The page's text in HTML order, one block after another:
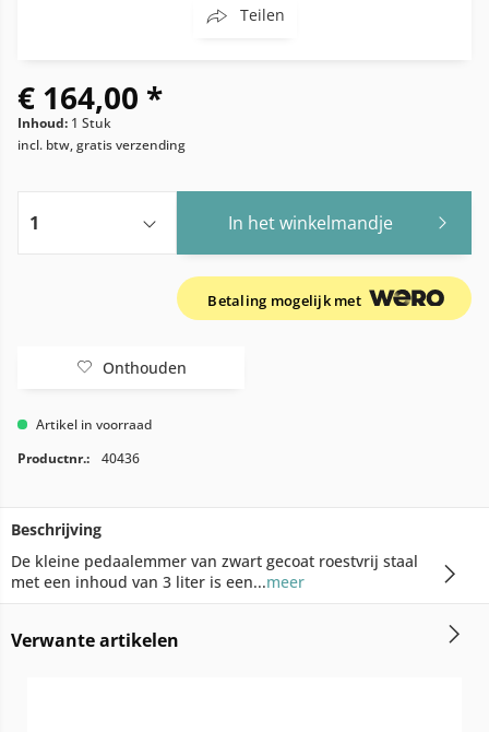
Teilen
€ 164,00 *
Inhoud: 1 Stuk
incl. btw, gratis verzending
In het winkelmandje
Betaling mogelijk met
Onthouden
Artikel in voorraad
Productnr.:
40436
Beschrijving
De kleine pedaalemmer van zwart gecoat roestvrij staal
met een inhoud van 3 liter is een...meer
Verwante artikelen